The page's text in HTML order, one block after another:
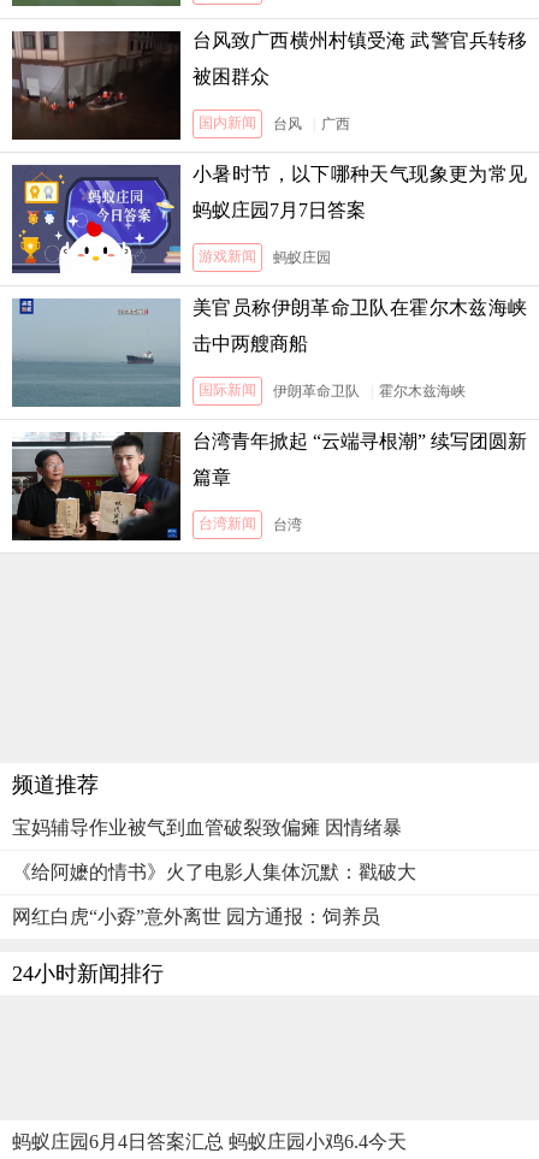
台风致广西横州村镇受淹 武警官兵转移
被困群众
国内新闻 台风 广西
小暑时节，以下哪种天气现象更为常见
蚂蚁庄园7月7日答案
游戏新闻 蚂蚁庄园
美官员称伊朗革命卫队在霍尔木兹海峡
击中两艘商船
国际新闻 伊朗革命卫队 霍尔木兹海峡
台湾青年掀起 “云端寻根潮” 续写团圆新
篇章
台湾新闻 台湾
频道推荐
宝妈辅导作业被气到血管破裂致偏瘫 因情绪暴
《给阿嬷的情书》火了电影人集体沉默：戳破大
网红白虎“小孬”意外离世 园方通报：饲养员
24小时新闻排行
蚂蚁庄园6月4日答案汇总 蚂蚁庄园小鸡6.4今天